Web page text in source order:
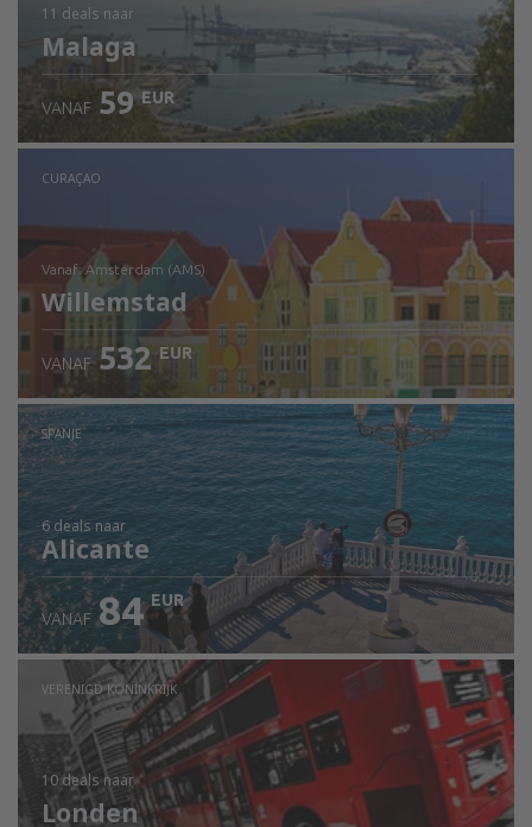
11 deals naar
Malaga
VANAF 59 EUR
CURAÇAO
vanaf: Amsterdam (AMS)
Willemstad
Bekijk de details
VANAF 532 EUR
SPANJE
6 deals naar
Alicante
VANAF 84 EUR
VERENIGD KONINKRIJK
10 dealsnaar
Londen